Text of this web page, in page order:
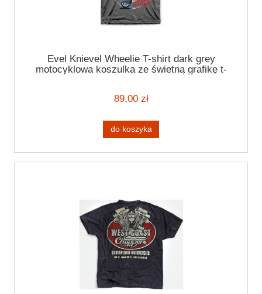
Evel Knievel Wheelie T-shirt dark grey
motocyklowa koszulka ze świetną grafikę t-
89,00 zł
do koszyka